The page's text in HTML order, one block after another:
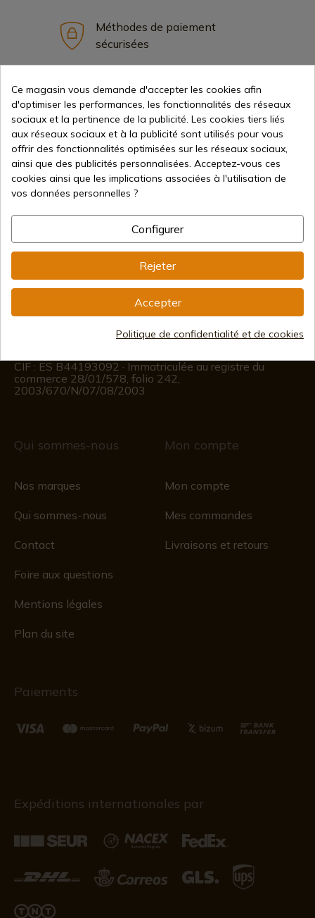
Méthodes de paiement
sécurisées
Expédition internationale
Information
info@aceros-de-hispania.com
(+34)676 850 364
Informations sur le client
Du lundi au vendredi de 09h00 à 15h00
CIF : ES B44193092 · Immatriculée au registre du
commerce 28/01/578, folio 242,
2003/670/N/07/08/2003
Qui sommes-nous
Nos marques
Qui sommes-nous
Contact
Foire aux questions
Mentions légales
Plan du site
Mon compte
Mon compte
Mes commandes
Livraisons et retours
Paiements
Expéditions internationales par
Ce magasin vous demande d'accepter les cookies afin
d'optimiser les performances, les fonctionnalités des réseaux
sociaux et la pertinence de la publicité. Les cookies tiers liés
aux réseaux sociaux et à la publicité sont utilisés pour vous
offrir des fonctionnalités optimisées sur les réseaux sociaux,
ainsi que des publicités personnalisées. Acceptez-vous ces
cookies ainsi que les implications associées à l'utilisation de
vos données personnelles ?
Configurer
Rejeter
Accepter
Politique de confidentialité et de cookies